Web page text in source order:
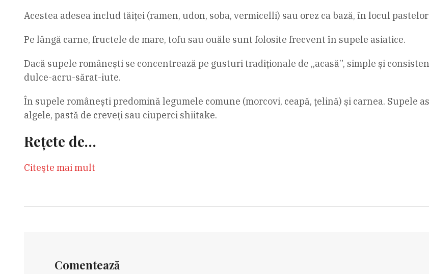
Acestea adesea includ tăiței (ramen, udon, soba, vermicelli) sau orez ca bază, în locul
Pe lângă carne, fructele de mare, tofu sau ouăle sunt folosite frecvent în supele asiatice.
Dacă supele românești se concentrează pe gusturi tradiționale de „acasă”, simple și
dulce-acru-sărat-iute.
În supele românești predomină legumele comune (morcovi, ceapă, țelină) și carnea. Supele
algele, pastă de creveți sau ciuperci shiitake.
Rețete de…
Citeşte mai mult
Comentează